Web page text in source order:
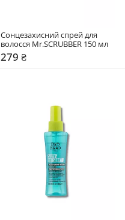
Сонцезахисний спрей для
волосся Mr.SCRUBBER 150 мл
279 ₴